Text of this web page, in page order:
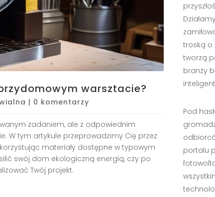
warsztacie?
| 0 komentarzy
zadaniem, ale z odpowiednim
W tym artykule przeprowadzimy Cię przez
materiały dostępne w typowym
swój dom ekologiczną energią, czy po
Twój projekt.
troską o
tworzą
branży
Pod
portalu